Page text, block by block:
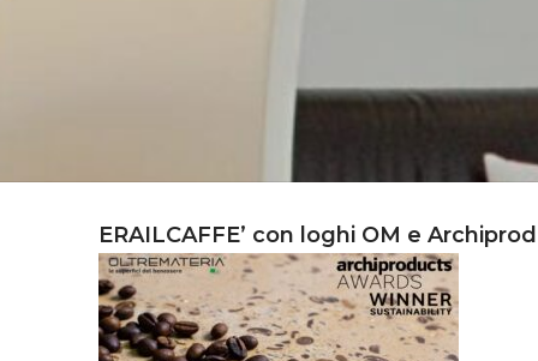
ERAILCAFFE’ con loghi OM e